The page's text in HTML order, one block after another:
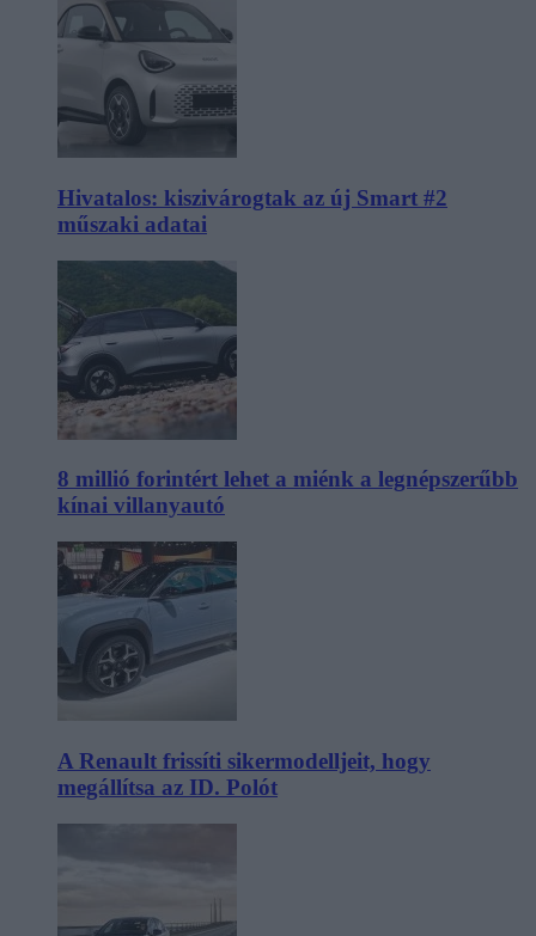
Hivatalos: kiszivárogtak az új Smart #2
műszaki adatai
8 millió forintért lehet a miénk a legnépszerűbb
kínai villanyautó
A Renault frissíti sikermodelljeit, hogy
megállítsa az ID. Polót